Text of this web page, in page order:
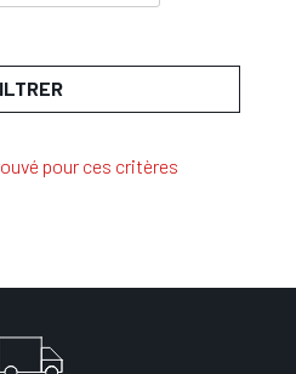
pour ces critères